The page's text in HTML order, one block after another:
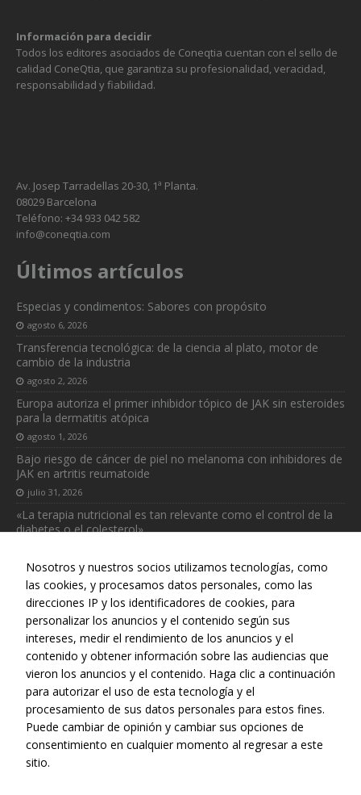
Información para decidir
Todos los editores asociados de Coneqtia cuentan con el sello de
calidad ConeQtia, que garantiza su profesionalidad, veracidad,
responsabilidad y fiabilidad.
Av. Josep Tarradellas 20-30, 1ª Planta.
08029 Barcelona
Teléfono: +34 933 042 582
info@coneqtia.com
Últimos artículos
Especias y condimentos: Sabores con propósito
agosto 6, 2026
Transferencia tecnológica: de la ciencia al plato, motor de
cambio de la industria
agosto 2, 2026
Europa autoriza el primer inhibidor tópico de JAK sin esteroides
para la dermatitis atópica
agosto 1, 2026
Bajo riesgo de cáncer de piel no melanoma con inhibidores de
JAK en artritis reumatoide
julio 31, 2026
«La terapia nutricional es tan relevante como el control de la
diabetes o el colesterol»
Web realizada con el patrocinio del Centro Español de Derechos
Reprográficos
Nosotros y nuestros socios utilizamos tecnologías, como
las cookies, y procesamos datos personales, como las
direcciones IP y los identificadores de cookies, para
personalizar los anuncios y el contenido según sus
intereses, medir el rendimiento de los anuncios y el
contenido y obtener información sobre las audiencias que
vieron los anuncios y el contenido. Haga clic a continuación
para autorizar el uso de esta tecnología y el
procesamiento de sus datos personales para estos fines.
Puede cambiar de opinión y cambiar sus opciones de
consentimiento en cualquier momento al regresar a este
sitio.
cookies no
necesarias
para que
funcione la
web.
Estadísticas
Para que
podamos
mejorar la
funcionalidad
y estructura